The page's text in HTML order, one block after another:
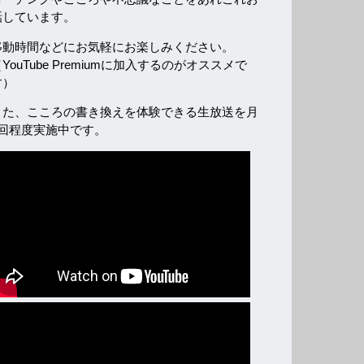
ています。
動時間などにお気軽にお楽しみください。
YouTube Premiumに加入するのがオススメで
た、こころの書き換えを体験できる生放送を月
程度実施中です。